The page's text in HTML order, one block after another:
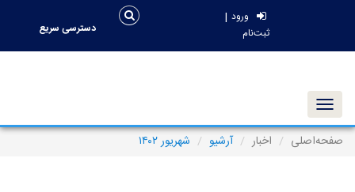
ورود |
ثبت‌نام دسترسی سریع
Toggle navigation
صفحه‌اصلی
اخبار آرشیو شهریور ۱۴۰۲